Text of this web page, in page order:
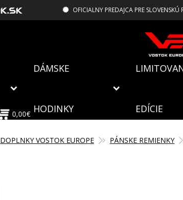
OFICIALNY PREDAJCA PRE SLOVENSKÚ
DÁMSKE
HODINKY EDÍCIE
0,00€
DOPLNKY VOSTOK EUROPE PÁNSKE REMIENKY